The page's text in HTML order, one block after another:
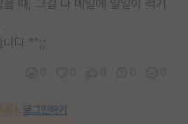
때, 그걸 다 메일에 일일이 적기
니다 ^^;;
다. 로그인하기